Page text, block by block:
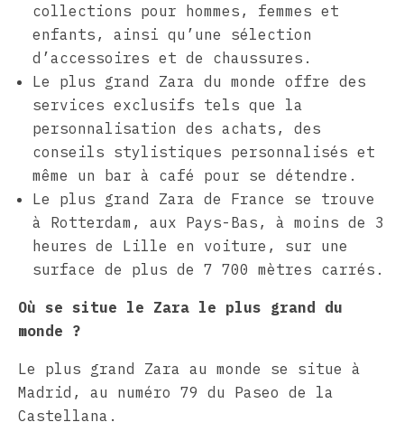
collections pour hommes, femmes et
enfants, ainsi qu’une sélection
d’accessoires et de chaussures.
Le plus grand Zara du monde offre des
services exclusifs tels que la
personnalisation des achats, des
conseils stylistiques personnalisés et
même un bar à café pour se détendre.
Le plus grand Zara de France se trouve
à Rotterdam, aux Pays-Bas, à moins de 3
heures de Lille en voiture, sur une
surface de plus de 7 700 mètres carrés.
Où se situe le Zara le plus grand du
monde ?
Le plus grand Zara au monde se situe à
Madrid, au numéro 79 du Paseo de la
Castellana.